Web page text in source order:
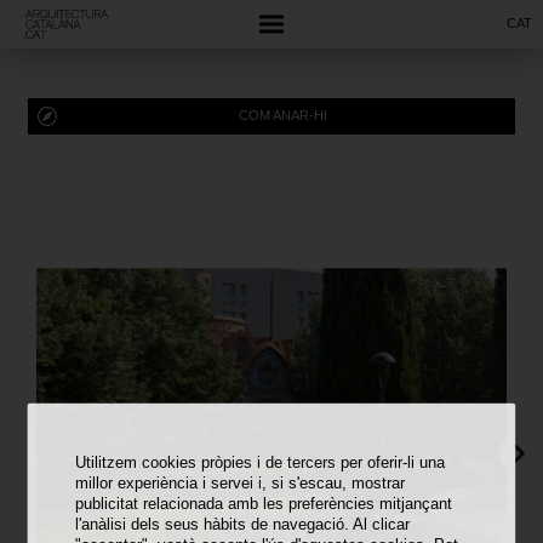
Utilitzem cookies pròpies i de tercers per oferir-li una
millor experiència i servei i, si s'escau, mostrar
publicitat relacionada amb les preferències mitjançant
l'anàlisi dels seus hàbits de navegació. Al clicar
CAT
COM ANAR-HI